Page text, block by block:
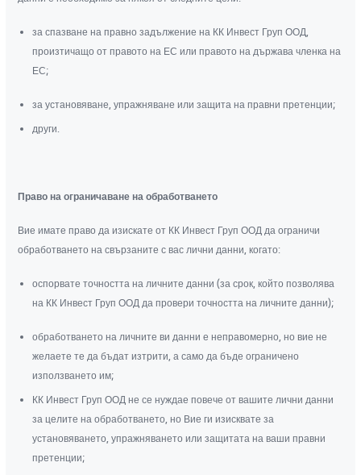
за спазване на правно задължение на КК Инвест Груп ООД,
произтичащо от правото на ЕС или правото на държава членка на
ЕС;
за установяване, упражняване или защита на правни претенции;
други.
Право на ограничаване на обработването
Вие имате право да изискате от КК Инвест Груп ООД да ограничи
обработването на свързаните с вас лични данни, когато:
оспорвате точността на личните данни (за срок, който позволява
на КК Инвест Груп ООД да провери точността на личните данни);
обработването на личните ви данни е неправомерно, но вие не
желаете те да бъдат изтрити, а само да бъде ограничено
използването им;
КК Инвест Груп ООД не се нуждае повече от вашите лични данни
за целите на обработването, но Вие ги изисквате за
установяването, упражняването или защитата на ваши правни
претенции;